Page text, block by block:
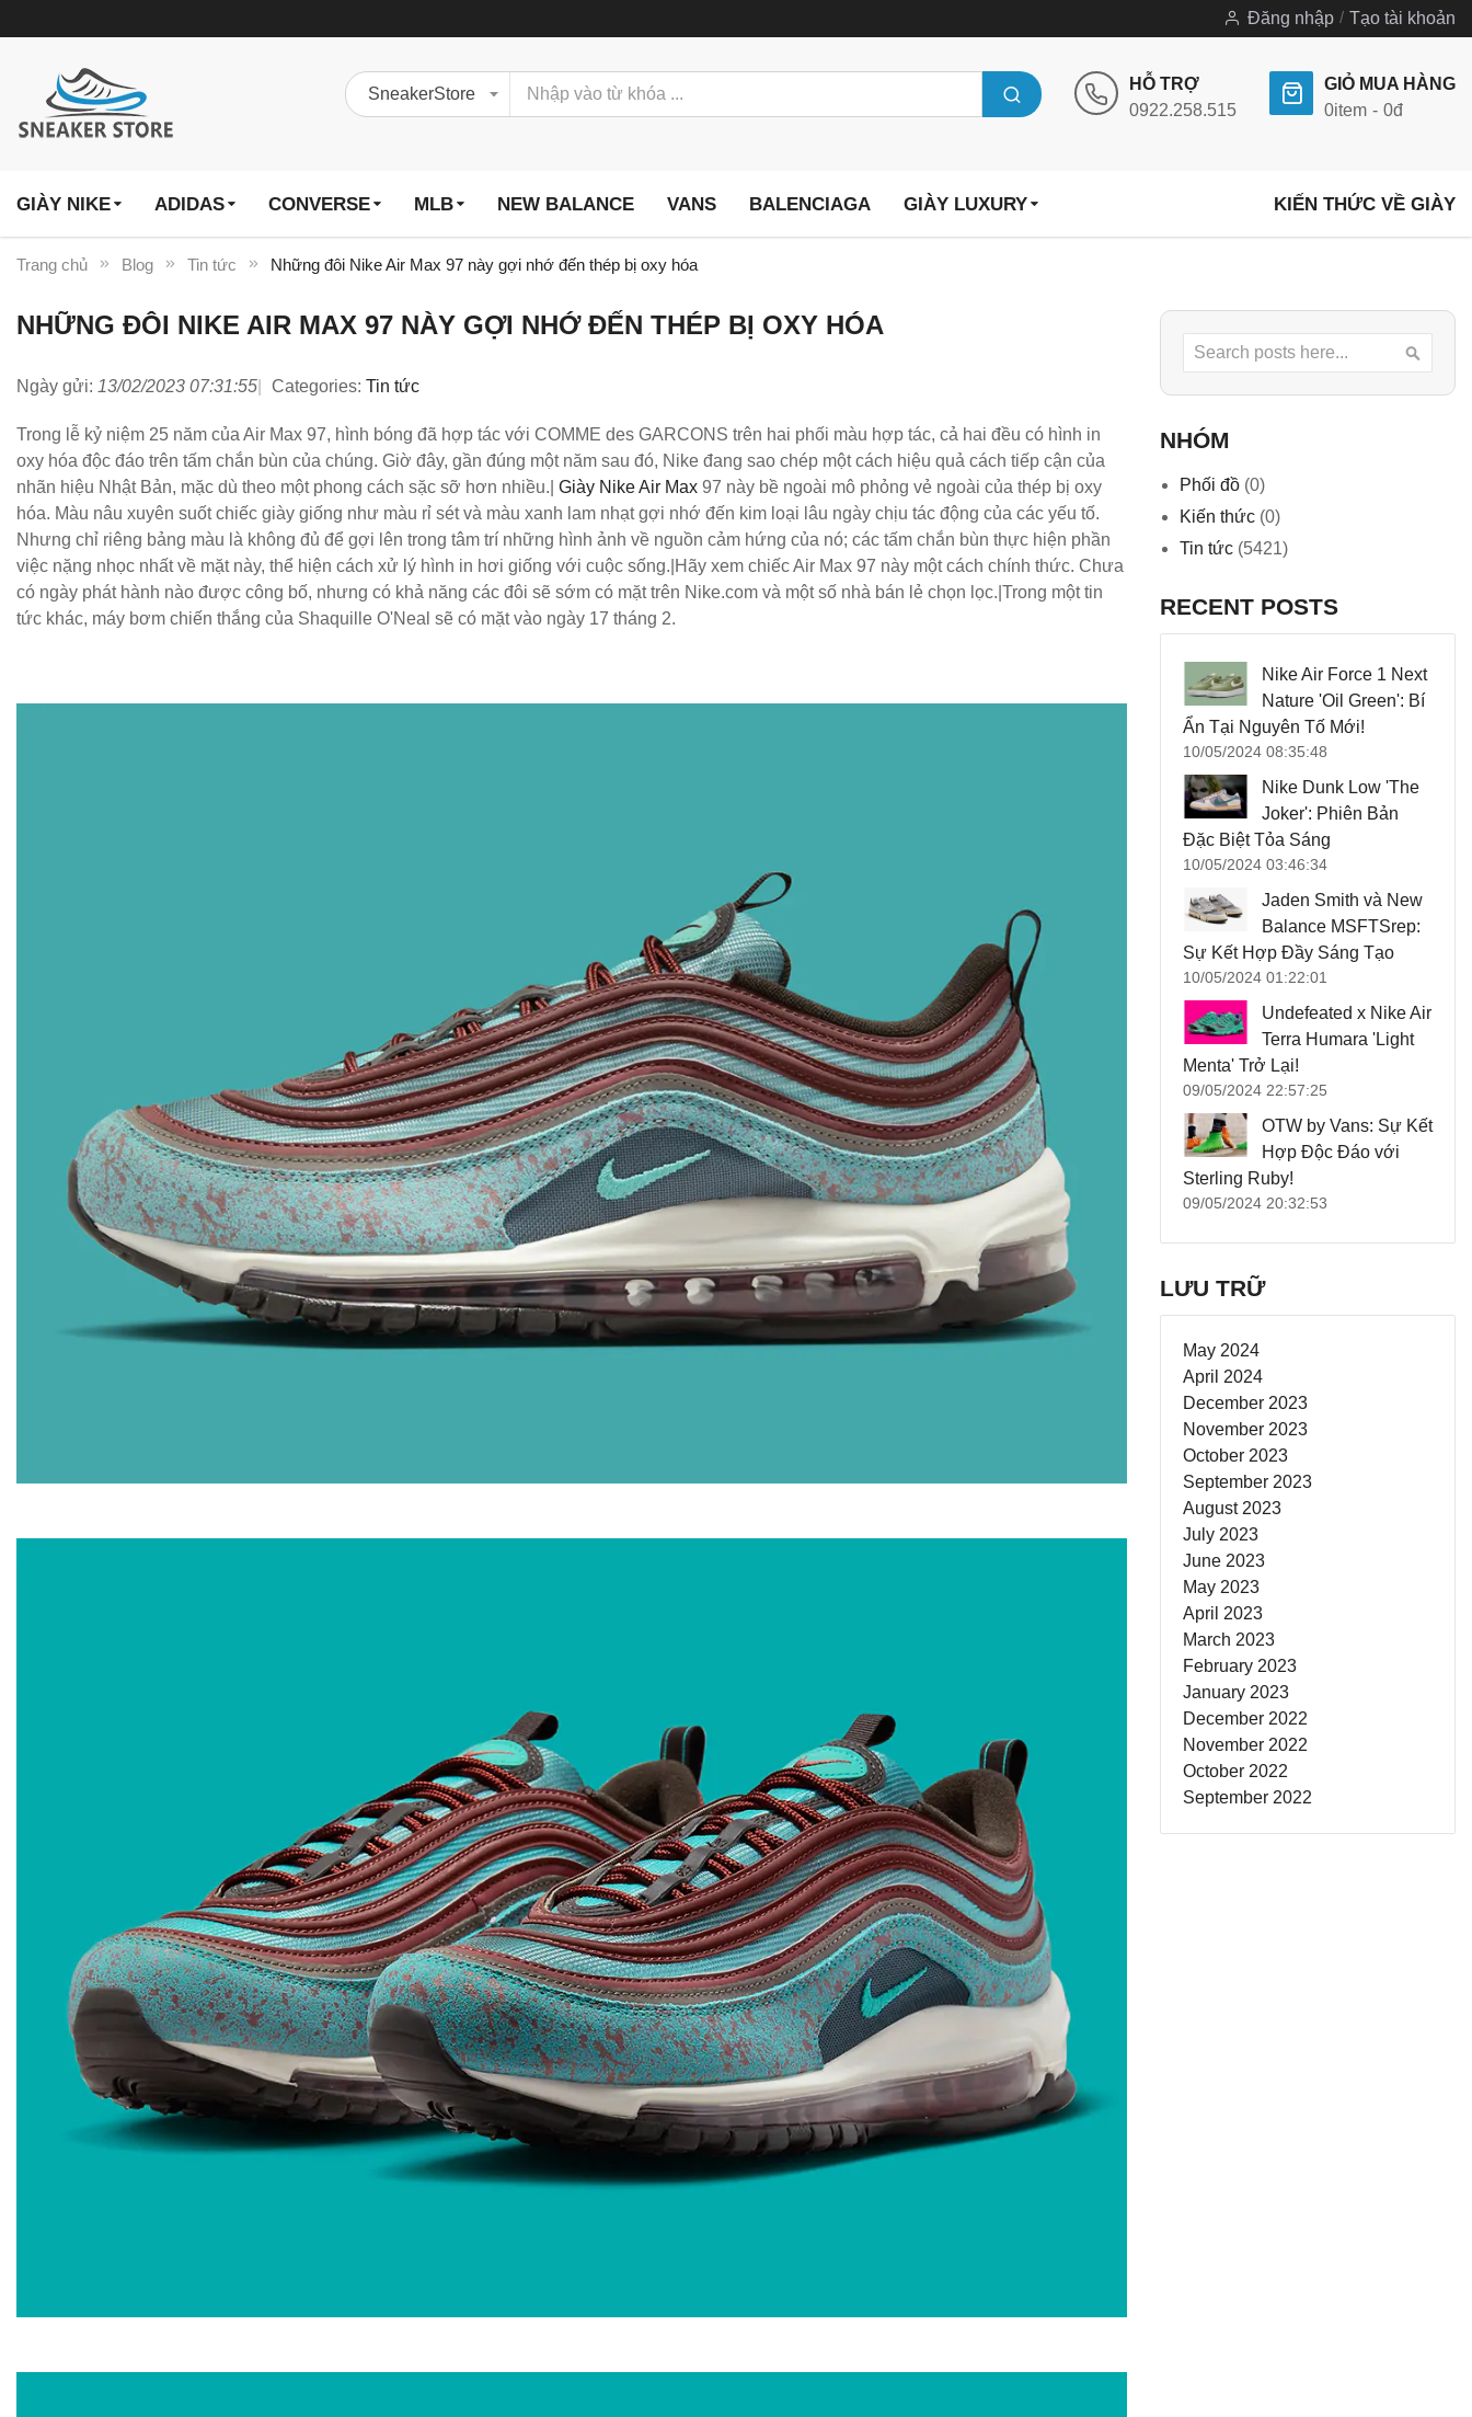
Đăng nhập Tạo tài khoản
HỖ TRỢ
0922.258.515
GIỎ MUA HÀNG
0item 0đ
GIÀY NIKE ADIDAS CONVERSE MLB NEW BALANCE VANS BALENCIAGA GIÀY LUXURY KIẾN THỨC VỀ GIÀY
Trang chủ Blog Tin tức Những đôi Nike Air Max 97 này gợi nhớ đến thép bị oxy hóa
NHỮNG ĐÔI NIKE AIR MAX 97 NÀY GỢI NHỚ ĐẾN THÉP BỊ OXY HÓA
Ngày gửi: 13/02/2023 07:31:55 Categories: Tin tức
Trong lễ kỷ niệm 25 năm của Air Max 97, hình bóng đã hợp tác với COMME des GARCONS trên hai phối màu hợp tác, cả hai đều có hình in
oxy hóa độc đáo trên tấm chắn bùn của chúng. Giờ đây, gần đúng một năm sau đó, Nike đang sao chép một cách hiệu quả cách tiếp cận của
nhãn hiệu Nhật Bản, mặc dù theo một phong cách sặc sỡ hơn nhiều.| Giày Nike Air Max 97 này bề ngoài mô phỏng vẻ ngoài của thép bị oxy
hóa. Màu nâu xuyên suốt chiếc giày giống như màu rỉ sét và màu xanh lam nhạt gợi nhớ đến kim loại lâu ngày chịu tác động của các yếu tố.
Nhưng chỉ riêng bảng màu là không đủ để gợi lên trong tâm trí những hình ảnh về nguồn cảm hứng của nó; các tấm chắn bùn thực hiện phần
việc nặng nhọc nhất về mặt này, thể hiện cách xử lý hình in hơi giống với cuộc sống.|Hãy xem chiếc Air Max 97 này một cách chính thức. Chưa
có ngày phát hành nào được công bố, nhưng có khả năng các đôi sẽ sớm có mặt trên Nike.com và một số nhà bán lẻ chọn lọc.|Trong một tin
tức khác, máy bơm chiến thắng của Shaquille O'Neal sẽ có mặt vào ngày 17 tháng 2.
Search
NHÓM
Phối đồ (0)
Kiến thức (0)
Tin tức (5421)
RECENT POSTS
Nike Air Force 1 Next
Nature 'Oil Green': Bí
Ẩn Tại Nguyên Tố Mới!
10/05/2024 08:35:48
Nike Dunk Low 'The
Joker': Phiên Bản
Đặc Biệt Tỏa Sáng
10/05/2024 03:46:34
Jaden Smith và New
Balance MSFTSrep:
Sự Kết Hợp Đầy Sáng Tạo
10/05/2024 01:22:01
Undefeated x Nike Air
Terra Humara 'Light
Menta' Trở Lại!
09/05/2024 22:57:25
OTW by Vans: Sự Kết
Hợp Độc Đáo với
Sterling Ruby!
09/05/2024 20:32:53
LƯU TRỮ
May 2024
April 2024
December 2023
November 2023
October 2023
September 2023
August 2023
July 2023
June 2023
May 2023
April 2023
March 2023
February 2023
January 2023
December 2022
November 2022
October 2022
September 2022